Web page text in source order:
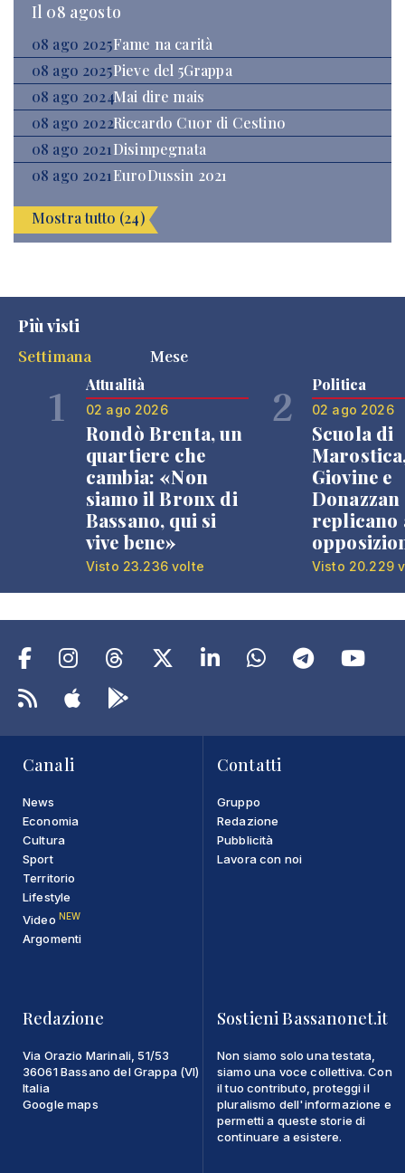
Il 08 agosto
08 ago 2025Fame na carità
08 ago 2025Pieve del 5Grappa
08 ago 2024Mai dire mais
08 ago 2022Riccardo Cuor di Cestino
08 ago 2021Disimpegnata
08 ago 2021EuroDussin 2021
Mostra tutto (24)
Più visti
Settimana
Mese
1 Attualità
02 ago 2026
Rondò Brenta, un
quartiere che
cambia: «Non
siamo il Bronx di
Bassano, qui si
vive bene»
Visto 23.236 volte
2 Politica
02 ago 2026
Scuola di
Giovine e
Donazzan
replicano
Visto 20.229
Canali
News
Economia
Cultura
Sport
Territorio
Lifestyle
Video NEW
Argomenti
Contatti
Gruppo
Redazione
Pubblicità
Lavora con noi
Redazione
Via Orazio Marinali, 51/53
36061 Bassano del Grappa (VI)
Italia
Google maps
Sostieni Bassanonet.it
Non siamo solo una testata,
siamo una voce collettiva. Con
il tuo contributo, proteggi il
pluralismo dell'informazione e
permetti a queste storie di
continuare a esistere.